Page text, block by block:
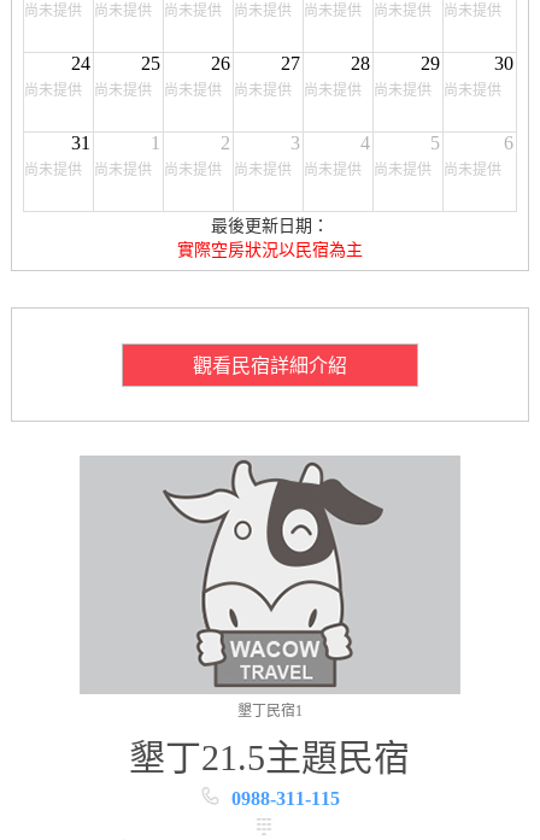
尚未提供 尚未提供 尚未提供 尚未提供 尚未提供 尚未提供 尚未提供
24
尚未提供
25
尚未提供
26
尚未提供
27
尚未提供
28
尚未提供
29
尚未提供
30
尚未提供
31
尚未提供
1
尚未提供
2
尚未提供
3
尚未提供
4
尚未提供
5
尚未提供
6
尚未提供
最後更新日期：
實際空房狀況以民宿為主
觀看民宿詳細介紹
墾丁民宿1
墾丁21.5主題民宿
0988-311-115